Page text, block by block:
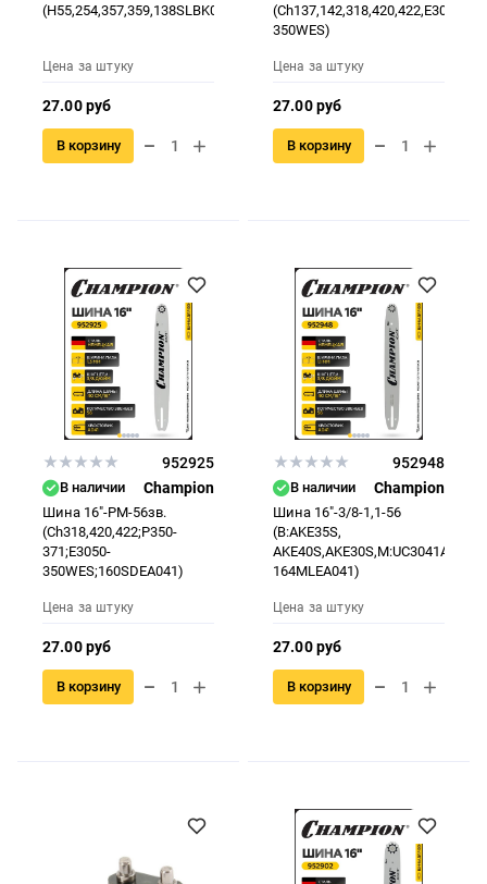
(H55,254,357,359,138SLBK095)
Цена за штуку
27.00 руб
В корзину
(Ch137,142,318,420,422,E3050-
350WES)
Цена за штуку
27.00 руб
В корзину
952925
В наличии Champion
Шина 16"-РМ-56зв.
(Сh318,420,422;Р350-
371;Е3050-
350WES;160SDEA041)
Цена за штуку
27.00 руб
В корзину
952948
В наличии Champion
Шина 16"-3/8-1,1-56
(B:AKE35S,
164MLEA041)
Цена за штуку
27.00 руб
В корзину